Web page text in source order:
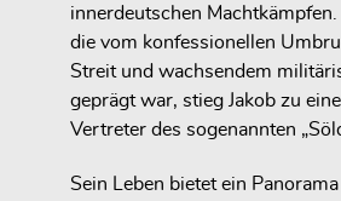
innerdeutschen Machtkämpfen.
die vom konfessionellen
Streit und wachsendem
geprägt war, stieg Jakob zu
Vertreter des sogenannten
Sein Leben bietet ein Panorama